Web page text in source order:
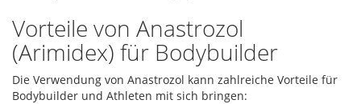
Vorteile von Anastrozol
(Arimidex) für Bodybuilder
Die Verwendung von Anastrozol kann zahlreiche Vorteile für
Bodybuilder und Athleten mit sich bringen: